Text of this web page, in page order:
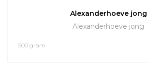
Alexanderhoeve jong
Alexanderhoeve jong
500 gram